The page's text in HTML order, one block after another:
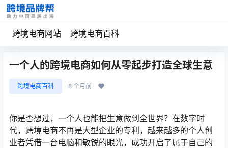
跨境电商网站 跨境电商百科
一个人的跨境电商如何从零起步打造全球生意
跨境电商百科 8 个月前
你是否想过，一个人也能把生意做到全世界？在数字时
代，跨境电商不再是大型企业的专利，越来越多的个人创
业者凭借一台电脑和敏锐的眼光，成功开启了属于自己的